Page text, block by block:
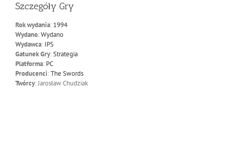
Szczegóły Gry
Rok wydania: 1994
Wydano:Wydano
Wydawca: IPS
Gatunek Gry:Strategia
Platforma: PC
Producenci:The Swords
Twórcy: Jarosław Chudziak